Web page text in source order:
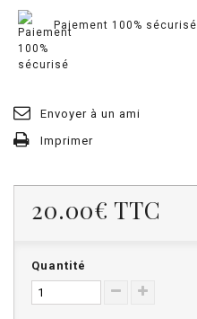
Paiement 100% sécurisé
Envoyer à un ami
Imprimer
20.00€ TTC
Quantité